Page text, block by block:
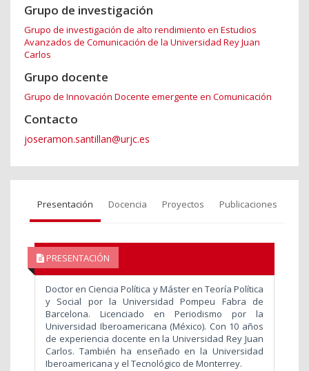
Grupo de investigación
Grupo de investigación de alto rendimiento en Estudios
Avanzados de Comunicación de la Universidad Rey Juan
Carlos
Grupo docente
Grupo de Innovación Docente emergente en Comunicación
Contacto
joseramon.santillan@urjc.es
Presentación Docencia Proyectos Publicaciones
PRESENTACIÓN
Doctor en Ciencia Política y Máster en Teoría Política
y Social por la Universidad Pompeu Fabra de
Barcelona. Licenciado en Periodismo por la
Universidad Iberoamericana (México). Con 10 años
de experiencia docente en la Universidad Rey Juan
Carlos. También ha enseñado en la Universidad
Iberoamericana y el Tecnológico de Monterrey.